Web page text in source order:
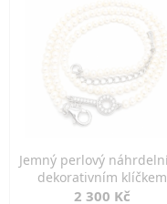
Jemný perlový
dekorativním klíčkem
2 300 Kč